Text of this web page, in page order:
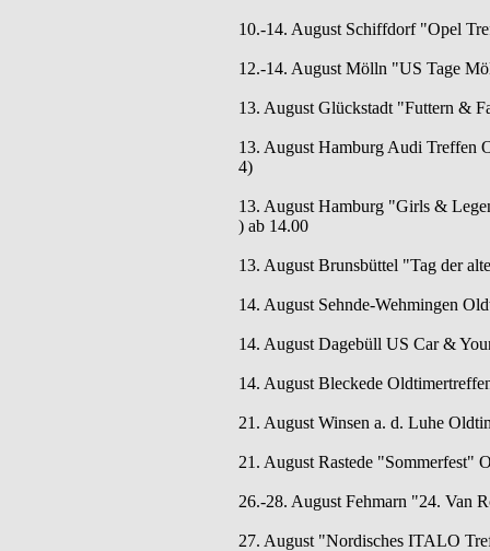
10.-14. August Schiffdorf "Opel
12.-14. August Mölln "US Tage
13. August Glückstadt "Futtern &
13. August Hamburg Audi Treffen
4)
13. August Hamburg "Girls &
) ab 14.00
13. August Brunsbüttel "Tag der
14. August Sehnde-Wehmingen
14. August Dagebüll US Car &
14. August Bleckede
21. August Winsen a. d. Luhe
21. August Rastede "Sommerfest"
26.-28. August Fehmarn "24. Van
27. August "Nordisches ITALO